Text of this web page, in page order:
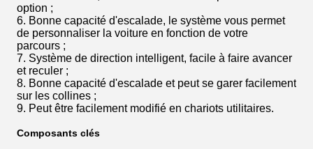
option ;
6. Bonne capacité d'escalade, le système vous permet
de personnaliser la voiture en fonction de votre
parcours ;
7. Système de direction intelligent, facile à faire avancer
et reculer ;
8. Bonne capacité d'escalade et peut se garer facilement
sur les collines ;
9. Peut être facilement modifié en chariots utilitaires.
Composants clés